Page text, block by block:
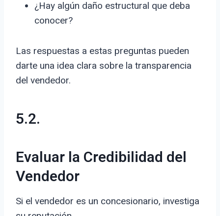
¿Hay algún daño estructural que deba
conocer?
Las respuestas a estas preguntas pueden
darte una idea clara sobre la transparencia
del vendedor.
5.2.
Evaluar la Credibilidad del
Vendedor
Si el vendedor es un concesionario, investiga